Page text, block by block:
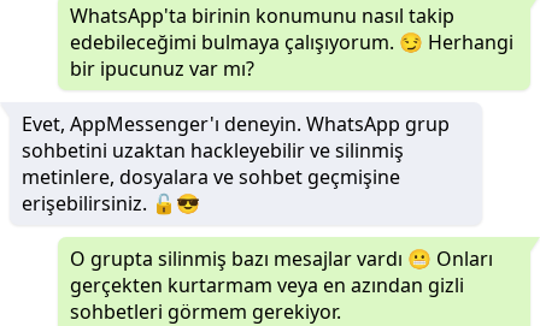
WhatsApp'ta birinin konumunu nasıl takip
edebileceğimi bulmaya çalışıyorum. 😏 Herhangi
bir ipucunuz var mı?
Evet, AppMessenger'ı deneyin. WhatsApp grup
sohbetini uzaktan hackleyebilir ve silinmiş
metinlere, dosyalara ve sohbet geçmişine
erişebilirsiniz. 🔓😎
O grupta silinmiş bazı mesajlar vardı 😬 Onları
gerçekten kurtarmam veya en azından gizli
sohbetleri görmem gerekiyor.